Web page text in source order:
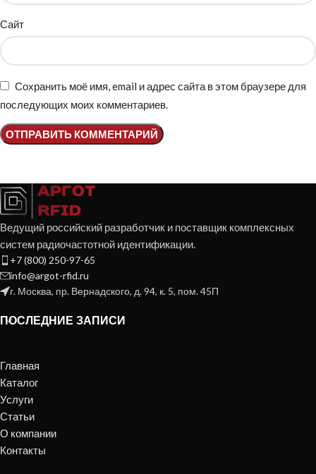
Сайт
Сохранить моё имя, email и адрес сайта в этом браузере для
последующих моих комментариев.
Ведущий российский разработчик и поставщик комплексных
систем радиочастотной идентификации.
+7 (800) 250-97-65
info@argot-rfid.ru
г. Москва, пр. Вернадского, д. 94, к. 5, пом. 45П
ПОСЛЕДНИЕ ЗАПИСИ
Главная
Каталог
Услуги
Статьи
О компании
Контакты